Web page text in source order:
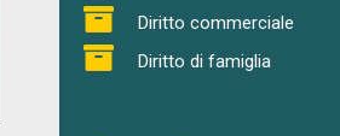
Diritto commerciale
Diritto di famiglia